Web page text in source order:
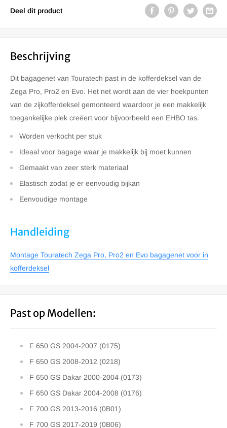
Deel dit product
Beschrijving
Dit bagagenet van Touratech past in de kofferdeksel van de
Zega Pro, Pro2 en Evo. Het net wordt aan de vier hoekpunten
van de zijkofferdeksel gemonteerd waardoor je een makkelijk
toegankelijke plek creëert voor bijvoorbeeld een EHBO tas.
Worden verkocht per stuk
Ideaal voor bagage waar je makkelijk bij moet kunnen
Gemaakt van zeer sterk materiaal
Elastisch zodat je er eenvoudig bijkan
Eenvoudige montage
Handleiding
Montage Touratech Zega Pro, Pro2 en Evo bagagenet voor in
kofferdeksel
Past op Modellen:
F 650 GS 2004-2007 (0175)
F 650 GS 2008-2012 (0218)
F 650 GS Dakar 2000-2004 (0173)
F 650 GS Dakar 2004-2008 (0176)
F 700 GS 2013-2016 (0B01)
F 700 GS 2017-2019 (0B06)